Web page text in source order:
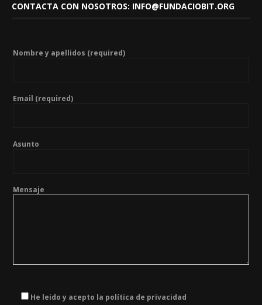
CONTACTA CON NOSOTROS: INFO@FUNDACIOBIT.ORG
Nombre y apellidos (required)
Email (required)
Asunto
Mensaje
He leido y acepto la política de privacidad